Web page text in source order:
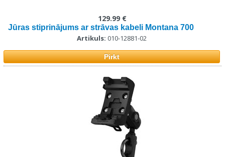
Jūras stiprinājums ar strāvas kabeli Montana 700
Artikuls: 010-12881-02
129.99 €
Pirkt